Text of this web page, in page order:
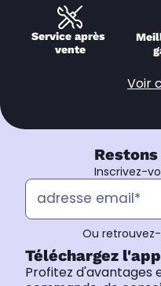
Service après
vente
Voir
Inscrivez-
Ou
Téléchargez
Profitez d'avantages